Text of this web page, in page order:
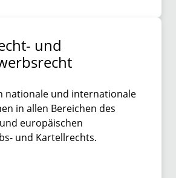
und
nationale und internationale
in allen Bereichen des
europäischen
und Kartellrechts.